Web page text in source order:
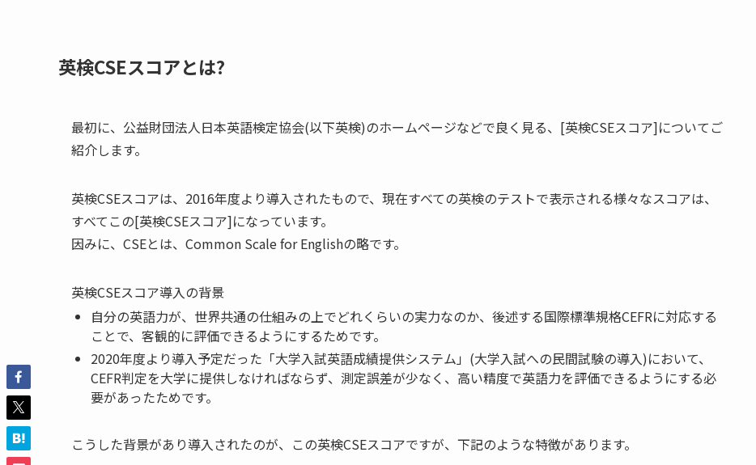
英検CSEスコアとは?
最初に、公益財団法人日本英語検定協会(以下英検)のホームページなどで良く見る、[英検CSEスコア]についてご
紹介します。
英検CSEスコアは、2016年度より導入されたもので、現在すべての英検のテストで表示される様々なスコアは、
すべてこの[英検CSEスコア]になっています。
因みに、CSEとは、Common Scale for Englishの略です。
英検CSEスコア導入の背景
自分の英語力が、世界共通の仕組みの上でどれくらいの実力なのか、後述する国際標準規格CEFRに対応する
ことで、 客観的に評価できるようにするためです。
2020年度より導入予定だった「大学入試英語成績提供システム」(大学入試への民間試験の導入)において、
CEFR判定を大学に提供しなければならず、測定誤差が少なく、高い精度で英語力を評価できるようにする必
要があったためです。
こうした背景があり導入されたのが、この英検CSEスコアですが、下記のような特徴があります。